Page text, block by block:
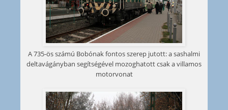
A 735-ös számú Bobónak fontos szerep jutott: a sashalmi
deltavágányban segítségével mozoghatott csak a villamos
motorvonat